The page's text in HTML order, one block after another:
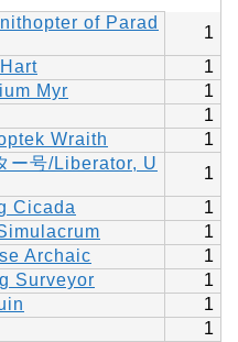
of Parad
1
1
Myr
1
1
Wraith
1
ー号/Liberator, U
1
Cicada
1
1
Archaic
1
Surveyor
1
1
1